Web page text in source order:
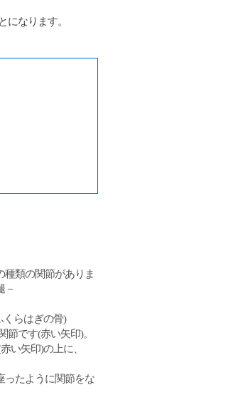
になります。
種類の関節がありま
－
くらはぎの骨)
節です(赤い矢印)。
い矢印)の上に、
ったように関節をな